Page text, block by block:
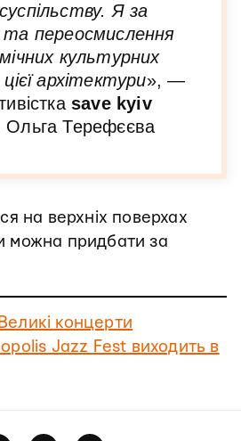
Я за
переосмислення
культурних
архітектури», —
save kyiv
Ольга Терефєєва
на верхніх поверхах
можна придбати за
Великі концерти
Jazz Fest виходить в